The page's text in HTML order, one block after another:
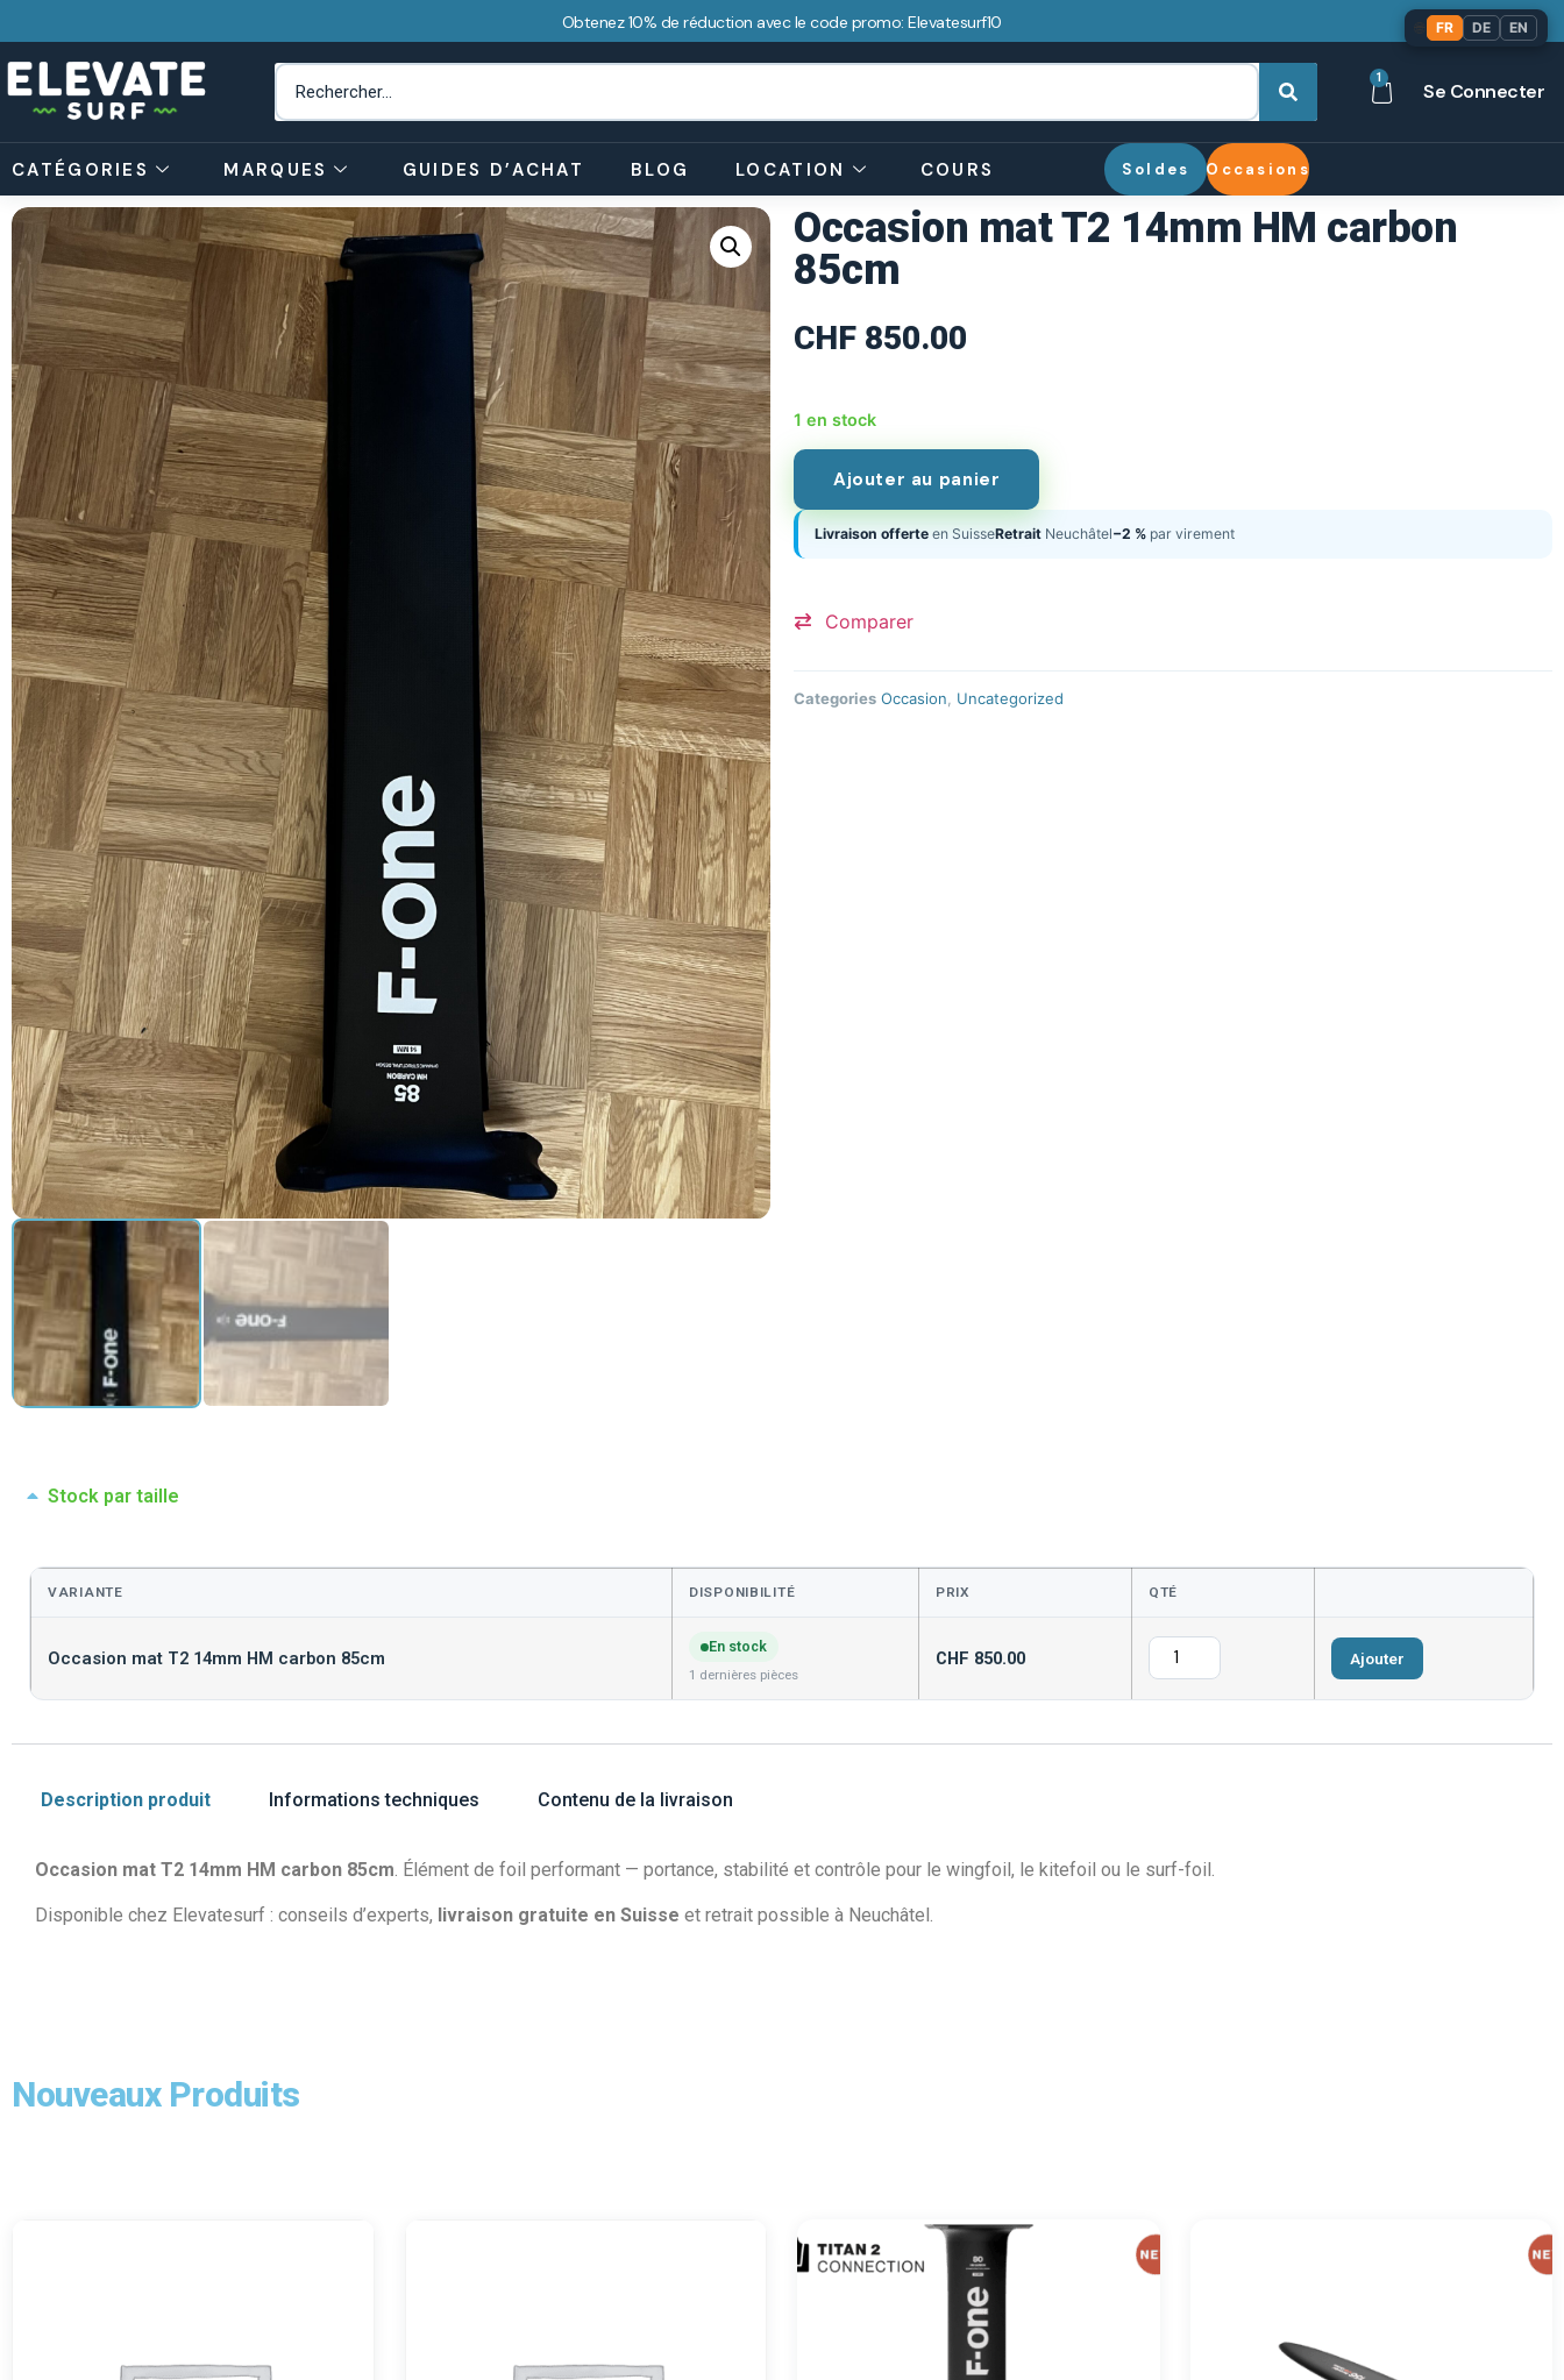
Obtenez 10% de réduction avec le code promo: Elevatesurf10
1
Se Connecter
CATÉGORIES MARQUES GUIDES D’ACHAT BLOG LOCATION COURS Soldes Occasions
Occasion mat T2 14mm HM carbon
85cm
CHF 850.00
1 en stock
Ajouter au panier
Livraison offerte en SuisseRetrait Neuchâtel−2 % par virement
Comparer
Categories Occasion Uncategorized
Stock par taille
VARIANTE DISPONIBILITÉ PRIX QTÉ
Occasion mat T2 14mm HM carbon 85cm
En stock
1 dernières pièces
CHF 850.00 Ajouter
Description produit Informations techniques Contenu de la livraison
Occasion mat T2 14mm HM carbon 85cm. Élément de foil performant — portance, stabilité et contrôle pour le wingfoil, le kitefoil ou le surf-foil.
Disponible chez Elevatesurf : conseils d’experts, livraison gratuite en Suisse et retrait possible à Neuchâtel.
Nouveaux Produits
FR DE EN